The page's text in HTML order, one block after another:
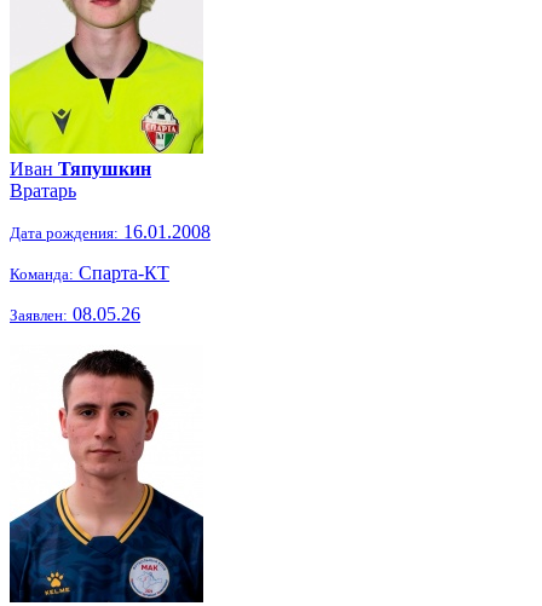
Иван Тяпушкин
Вратарь
Дата рождения: 16.01.2008
Команда: Спарта-КТ
Заявлен: 08.05.26